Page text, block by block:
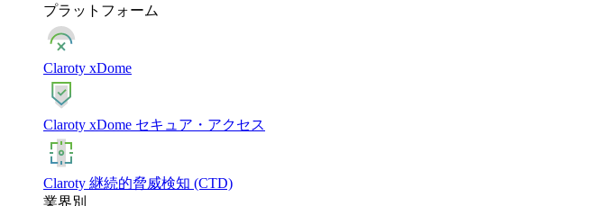
プラットフォーム
Claroty xDome
Claroty xDome セキュア・アクセス
Claroty 継続的脅威検知 (CTD)
業界別